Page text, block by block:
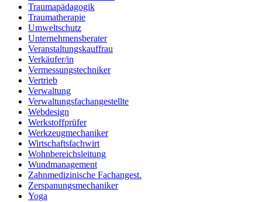
Traumapädagogik
Traumatherapie
Umweltschutz
Unternehmensberater
Veranstaltungskauffrau
Verkäufer/in
Vermessungstechniker
Vertrieb
Verwaltung
Verwaltungsfachangestellte
Webdesign
Werkstoffprüfer
Werkzeugmechaniker
Wirtschaftsfachwirt
Wohnbereichsleitung
Wundmanagement
Zahnmedizinische Fachangest.
Zerspanungsmechaniker
Yoga